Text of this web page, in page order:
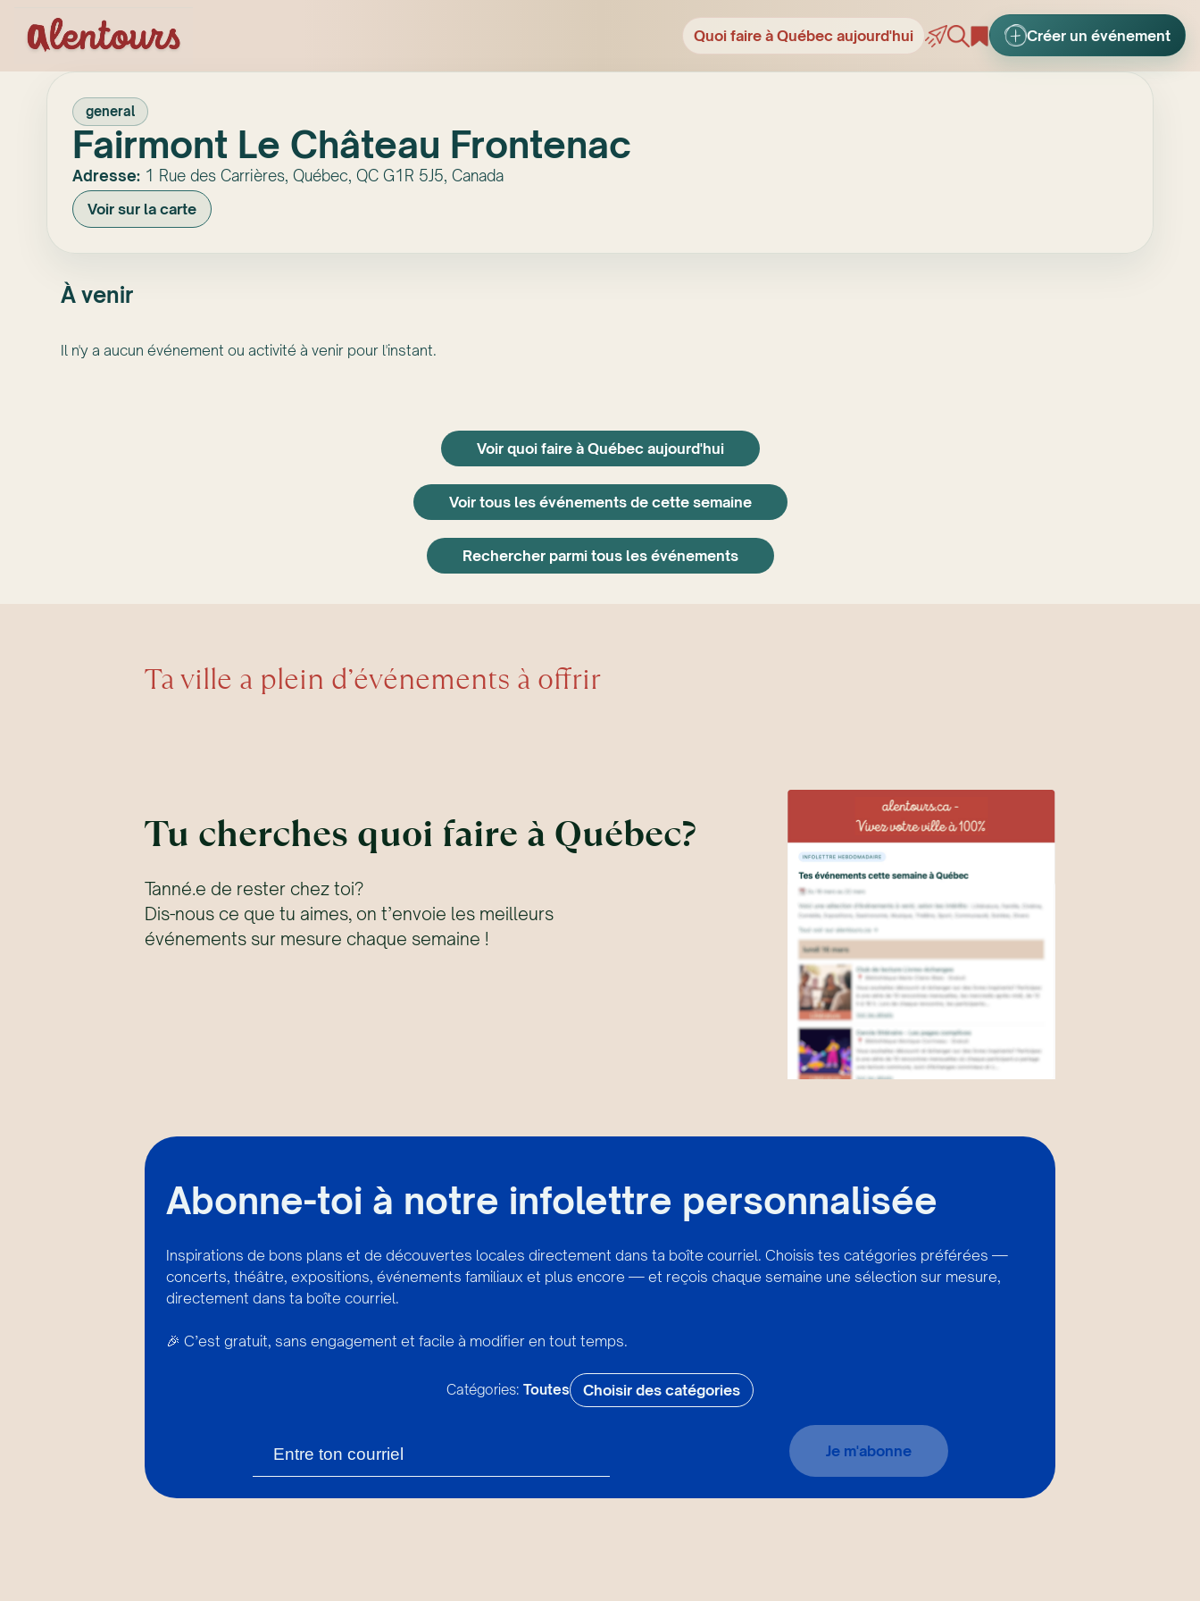
Quoi faire à Québec aujourd'hui Créer un événement
general
Fairmont Le Château Frontenac
Adresse: 1 Rue des Carrières, Québec, QC G1R 5J5, Canada
Voir sur la carte
À venir
Il n'y a aucun événement ou activité à venir pour l'instant.
Voir quoi faire à Québec aujourd'hui
Voir tous les événements de cette semaine
Rechercher parmi tous les événements
Ta ville a plein d’événements à offrir
Tu cherches quoi faire à Québec?
Tanné.e de rester chez toi?
Dis-nous ce que tu aimes, on t’envoie les meilleurs
événements sur mesure chaque semaine !
Abonne-toi à notre infolettre personnalisée
Inspirations de bons plans et de découvertes locales directement dans ta boîte courriel. Choisis tes catégories préférées —
concerts, théâtre, expositions, événements familiaux et plus encore — et reçois chaque semaine une sélection sur mesure,
directement dans ta boîte courriel.
🎉 C’est gratuit, sans engagement et facile à modifier en tout temps.
Catégories: Toutes Choisir des catégories
Je m'abonne